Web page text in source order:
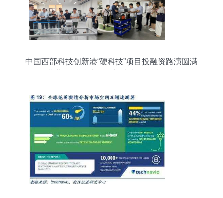
中国西部科技创新港“硬科技”项目投融资路演圆满